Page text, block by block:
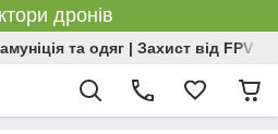
дронів
та одяг | Захист від FPV |